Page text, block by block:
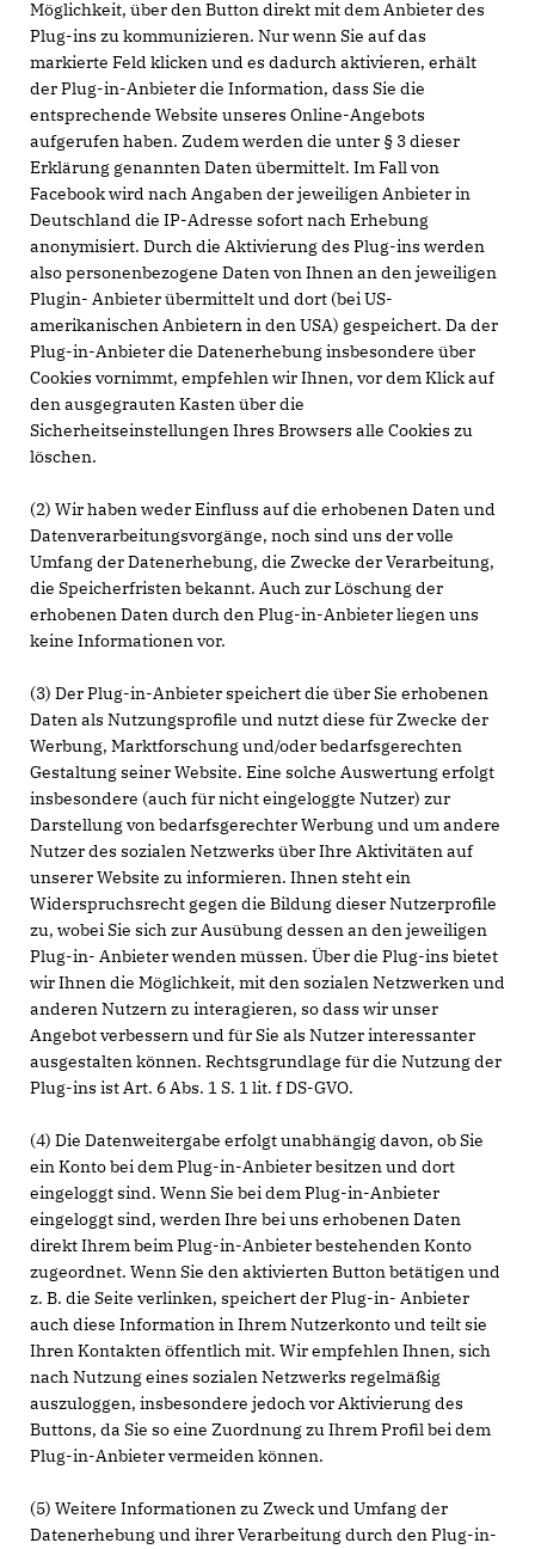
Möglichkeit, über den Button direkt mit dem Anbieter des
Plug-ins zu kommunizieren. Nur wenn Sie auf das
markierte Feld klicken und es dadurch aktivieren, erhält
der Plug-in-Anbieter die Information, dass Sie die
entsprechende Website unseres Online-Angebots
aufgerufen haben. Zudem werden die unter § 3 dieser
Erklärung genannten Daten übermittelt. Im Fall von
Facebook wird nach Angaben der jeweiligen Anbieter in
Deutschland die IP-Adresse sofort nach Erhebung
anonymisiert. Durch die Aktivierung des Plug-ins werden
also personenbezogene Daten von Ihnen an den jeweiligen
Plugin- Anbieter übermittelt und dort (bei US-
amerikanischen Anbietern in den USA) gespeichert. Da der
Plug-in-Anbieter die Datenerhebung insbesondere über
Cookies vornimmt, empfehlen wir Ihnen, vor dem Klick auf
den ausgegrauten Kasten über die
Sicherheitseinstellungen Ihres Browsers alle Cookies zu
löschen.
(2) Wir haben weder Einfluss auf die erhobenen Daten und
Datenverarbeitungsvorgänge, noch sind uns der volle
Umfang der Datenerhebung, die Zwecke der Verarbeitung,
die Speicherfristen bekannt. Auch zur Löschung der
erhobenen Daten durch den Plug-in-Anbieter liegen uns
keine Informationen vor.
(3) Der Plug-in-Anbieter speichert die über Sie erhobenen
Daten als Nutzungsprofile und nutzt diese für Zwecke der
Werbung, Marktforschung und/oder bedarfsgerechten
Gestaltung seiner Website. Eine solche Auswertung erfolgt
insbesondere (auch für nicht eingeloggte Nutzer) zur
Darstellung von bedarfsgerechter Werbung und um andere
Nutzer des sozialen Netzwerks über Ihre Aktivitäten auf
unserer Website zu informieren. Ihnen steht ein
Widerspruchsrecht gegen die Bildung dieser Nutzerprofile
zu, wobei Sie sich zur Ausübung dessen an den jeweiligen
Plug-in- Anbieter wenden müssen. Über die Plug-ins bietet
wir Ihnen die Möglichkeit, mit den sozialen Netzwerken und
anderen Nutzern zu interagieren, so dass wir unser
Angebot verbessern und für Sie als Nutzer interessanter
ausgestalten können. Rechtsgrundlage für die Nutzung der
Plug-ins ist Art. 6 Abs. 1 S. 1 lit. f DS-GVO.
(4) Die Datenweitergabe erfolgt unabhängig davon, ob Sie
ein Konto bei dem Plug-in-Anbieter besitzen und dort
eingeloggt sind. Wenn Sie bei dem Plug-in-Anbieter
eingeloggt sind, werden Ihre bei uns erhobenen Daten
direkt Ihrem beim Plug-in-Anbieter bestehenden Konto
zugeordnet. Wenn Sie den aktivierten Button betätigen und
z. B. die Seite verlinken, speichert der Plug-in- Anbieter
auch diese Information in Ihrem Nutzerkonto und teilt sie
Ihren Kontakten öffentlich mit. Wir empfehlen Ihnen, sich
nach Nutzung eines sozialen Netzwerks regelmäßig
auszuloggen, insbesondere jedoch vor Aktivierung des
Buttons, da Sie so eine Zuordnung zu Ihrem Profil bei dem
Plug-in-Anbieter vermeiden können.
(5) Weitere Informationen zu Zweck und Umfang der
Datenerhebung und ihrer Verarbeitung durch den Plug-in-